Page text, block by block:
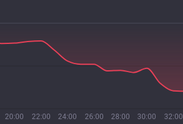
20:00 22:00 24:00 26:00 28:00 30:00 32:00